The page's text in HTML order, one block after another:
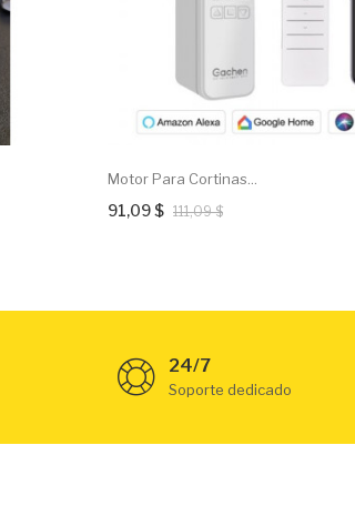
Motor Para Cortinas...
91,09 $ 111,09 $
24/7
Soporte dedicado